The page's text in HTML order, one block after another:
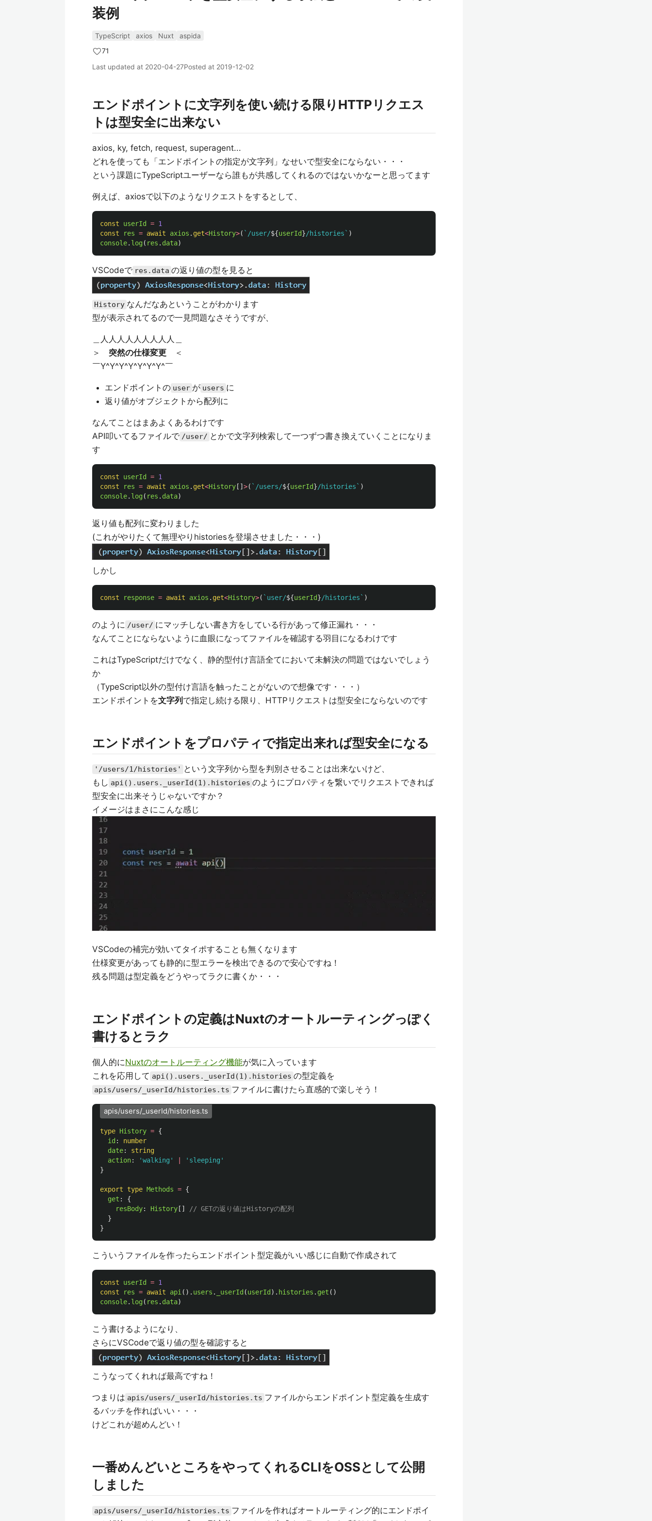
装例
TypeScript axios Nuxt
aspida
71
Last updated at 2020-04-27Posted at 2019-12-02
エンドポイントに文字列を使い続ける限りHTTPリクエス
トは型安全に出来ない
axios, ky, fetch, request, superagent...
どれを使っても「エンドポイントの指定が文字列」なせいで型安全にならない・・・
という課題にTypeScriptユーザーなら誰もが共感してくれるのではないかなーと思ってます
例えば、axiosで以下のようなリクエストをするとして、
const userId = 1
const
res = await axios . get<History>( `/user/${userId}/histories` )
console. log( res . data)
VSCodeで res.data の返り値の型を見ると
History なんだなあということがわかります
型が表示されてるので一見問題なさそうですが、
＿人人人人人人人人人＿
＞ 突然の仕様変更 ＜
￣Y^Y^Y^Y^Y^Y^Y^￣
エンドポイントの user が users に
返り値がオブジェクトから配列に
なんてことはまあよくあるわけです
API叩いてるファイルで /user/ とかで文字列検索して一つずつ書き換えていくことになりま
す
const userId = 1
const
res = await axios . get<History [] >( `/users/${userId}/histories` )
console. log( res . data)
返り値も配列に変わりました
(これがやりたくて無理やりhistoriesを登場させました・・・)
しかし
const response = await axios . get<History>( `user/${userId}/histories` )
のように /user/ にマッチしない書き方をしている行があって修正漏れ・・・
なんてことにならないように血眼になってファイルを確認する羽目になるわけです
これはTypeScriptだけでなく、静的型付け言語全てにおいて未解決の問題ではないでしょう
か
（TypeScript以外の型付け言語を触ったことがないので想像です・・・）
エンドポイントを文字列 で指定し続ける限り、HTTPリクエストは型安全にならないのです
エンドポイントをプロパティで指定出来れば型安全になる
'/users/1/histories' という文字列から型を判別させることは出来ないけど、
もし api().users._userId(1).histories のようにプロパティを繋いでリクエストできれば
型安全に出来そうじゃないですか？
イメージはまさにこんな感じ
VSCodeの補完が効いてタイポすることも無くなります
仕様変更があっても静的に型エラーを検出できるので安心ですね！
残る問題は型定義をどうやってラクに書くか・・・
エンドポイントの定義はNuxtのオートルーティングっぽく
書けるとラク
個人的にNuxtのオートルーティング機能が気に入っています
これを応用して api().users._userId(1).histories の型定義を
apis/users/_userId/histories.ts ファイルに書けたら直感的で楽しそう！
apis/users/_userId/histories.ts
type History = {
id :
number
date:
string
action: 'walking ' ' sleeping '
}
export type Methods = {
get :
{
resBody: History []
// GETの返り値はHistoryの配列
}
}
こういうファイルを作ったらエンドポイント型定義がいい感じに自動で作成されて
const userId = 1
const
res = await api (). users . _userId (userId ). histories . get ()
console. log( res . data)
こう書けるようになり、
さらにVSCodeで返り値の型を確認すると
こうなってくれれば最高ですね！
つまりは apis/users/_userId/histories.ts ファイルからエンドポイント型定義を生成す
るバッチを作ればいい・・・
けどこれが超めんどい！
一番めんどいところをやってくれるCLIをOSSとして公開
しました
apis/users/_userId/histories.ts ファイルを作ればオートルーティング的にエンドポイ